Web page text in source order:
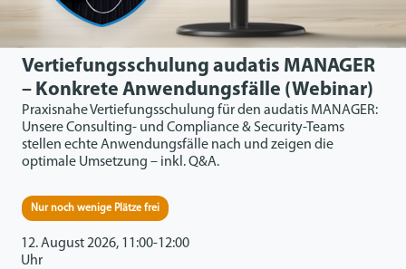
Vertiefungsschulung audatis MANAGER
– Konkrete Anwendungsfälle (Webinar)
Praxisnahe Vertiefungsschulung für den audatis MANAGER:
Unsere Consulting- und Compliance & Security-Teams
stellen echte Anwendungsfälle nach und zeigen die
optimale Umsetzung – inkl. Q&A.
Nur noch wenige Plätze frei
12. August 2026, 11:00-12:00
Uhr